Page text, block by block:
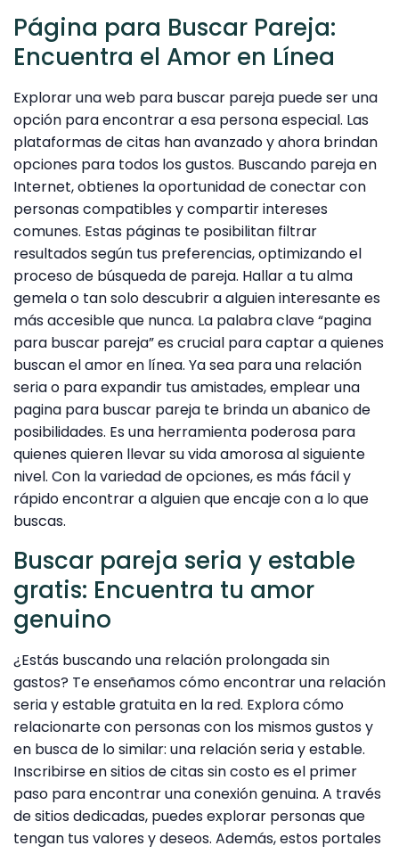
Página para Buscar Pareja:
Encuentra el Amor en Línea
Explorar una web para buscar pareja puede ser una
opción para encontrar a esa persona especial. Las
plataformas de citas han avanzado y ahora brindan
opciones para todos los gustos. Buscando pareja en
Internet, obtienes la oportunidad de conectar con
personas compatibles y compartir intereses
comunes. Estas páginas te posibilitan filtrar
resultados según tus preferencias, optimizando el
proceso de búsqueda de pareja. Hallar a tu alma
gemela o tan solo descubrir a alguien interesante es
más accesible que nunca. La palabra clave “pagina
para buscar pareja” es crucial para captar a quienes
buscan el amor en línea. Ya sea para una relación
seria o para expandir tus amistades, emplear una
pagina para buscar pareja te brinda un abanico de
posibilidades. Es una herramienta poderosa para
quienes quieren llevar su vida amorosa al siguiente
nivel. Con la variedad de opciones, es más fácil y
rápido encontrar a alguien que encaje con a lo que
buscas.
Buscar pareja seria y estable
gratis: Encuentra tu amor
genuino
¿Estás buscando una relación prolongada sin
gastos? Te enseñamos cómo encontrar una relación
seria y estable gratuita en la red. Explora cómo
relacionarte con personas con los mismos gustos y
en busca de lo similar: una relación seria y estable.
Inscribirse en sitios de citas sin costo es el primer
paso para encontrar una conexión genuina. A través
de sitios dedicadas, puedes explorar personas que
tengan tus valores y deseos. Además, estos portales